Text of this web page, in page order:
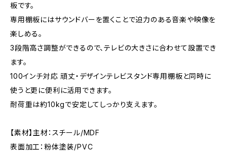
板です。
専用棚板にはサウンドバーを置くことで迫力のある音楽や映像を
楽しめる。
3段階高さ調整ができるので、テレビの大きさに合わせて設置でき
ます。
100インチ対応 頑丈・デザインテレビスタンド専用棚板と同時に
使うと更に便利に活用できます。
耐荷重は約10kgで安定してしっかり支えます。
【素材】主材：スチール/MDF
表面加工：粉体塗装/PVC